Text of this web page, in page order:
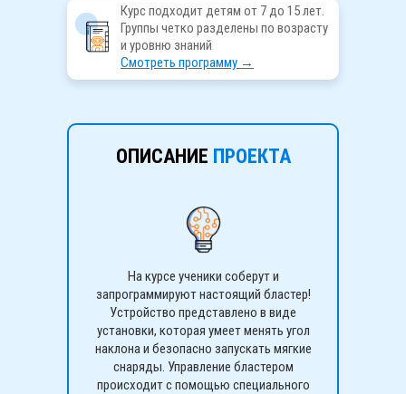
Курс подходит детям от 7 до 15 лет.
Группы четко разделены по возрасту
и уровню знаний
Смотреть программу →
На курсе ученики соберут и
запрограммируют настоящий бластер!
Устройство представлено в виде
установки, которая умеет менять угол
наклона и безопасно запускать мягкие
снаряды. Управление бластером
происходит с помощью специального
ОПИСАНИЕ ПРОЕКТА